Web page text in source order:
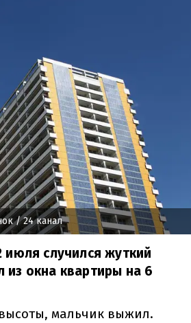
/ 24 канал
случился жуткий
из окна квартиры на 6
мальчик выжил.